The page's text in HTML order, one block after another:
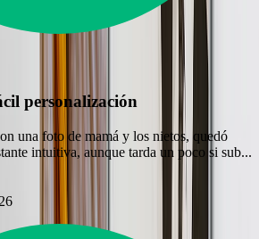
personalización
una foto de mamá y los nietos, quedó
intuitiva, aunque tarda un poco si sub...